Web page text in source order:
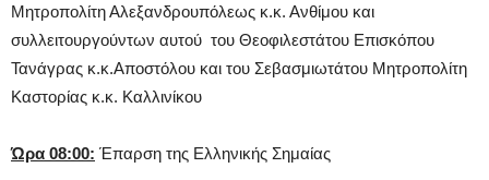
Μητροπολίτη Αλεξανδρουπόλεως κ.κ. Ανθίμου και
συλλειτουργούντων αυτού του Θεοφιλεστάτου Επισκόπου
Τανάγρας κ.κ.Αποστόλου και του Σεβασμιωτάτου Μητροπολίτη
Καστορίας κ.κ. Καλλινίκου
Ώρα 08:00: Έπαρση της Ελληνικής Σημαίας